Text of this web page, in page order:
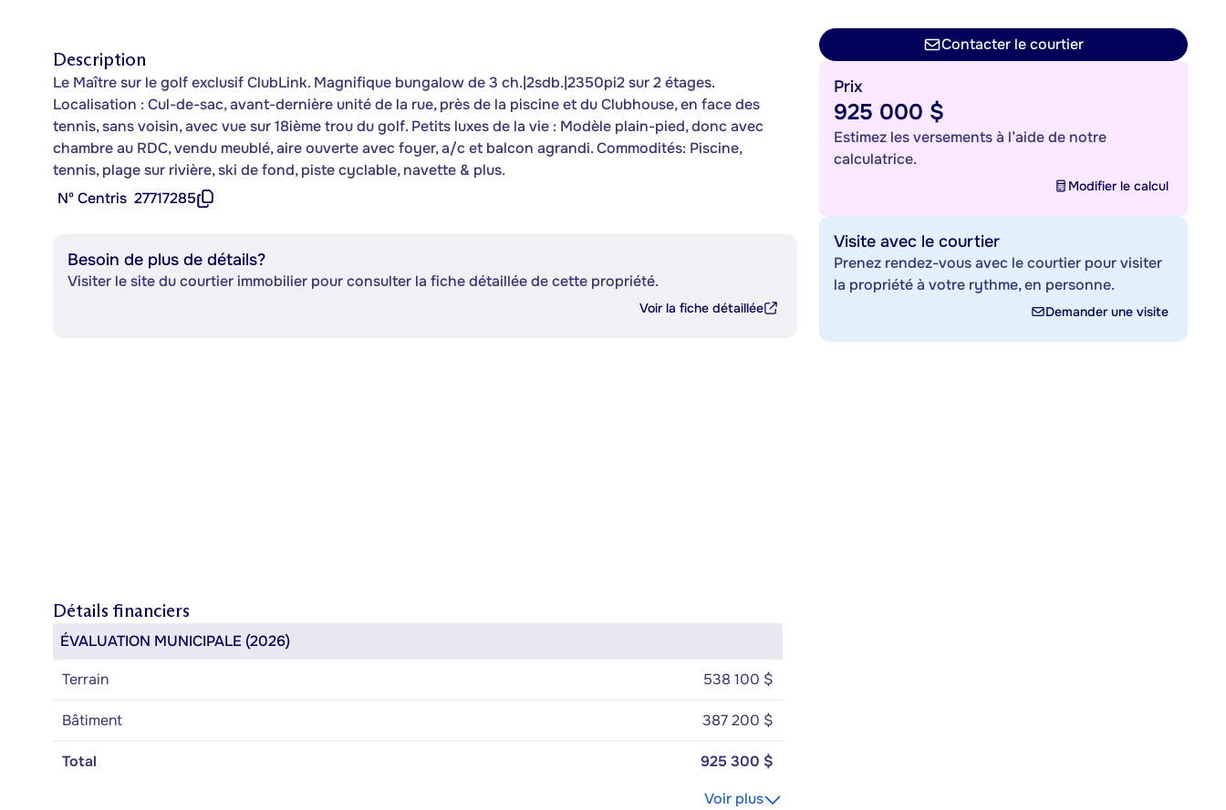
Description
Le Maître sur le golf exclusif ClubLink. Magnifique bungalow de 3 ch.|2sdb.|2350pi2 sur 2 étages.
Localisation : Cul-de-sac, avant-dernière unité de la rue, près de la piscine et du Clubhouse, en face des
tennis, sans voisin, avec vue sur 18ième trou du golf. Petits luxes de la vie : Modèle plain-pied, donc avec
chambre au RDC, vendu meublé, aire ouverte avec foyer, a/c et balcon agrandi. Commodités: Piscine,
tennis, plage sur rivière, ski de fond, piste cyclable, navette & plus.
Nº Centris 27717285
Besoin de plus de détails?
Visiter le site du courtier immobilier pour consulter la fiche détaillée de cette propriété.
Voir la fiche détaillée
Détails financiers
ÉVALUATION MUNICIPALE (2026)
Terrain
538 100 $
Bâtiment 387 200 $
Total
925 300 $
Voir plus
Contacter le courtier
Prix
925 000 $
Estimez les versements à l’aide de notre
calculatrice.
Modifier le calcul
Visite avec le courtier
Prenez rendez-vous avec le courtier pour visiter
la propriété à votre rythme, en personne.
Demander une visite